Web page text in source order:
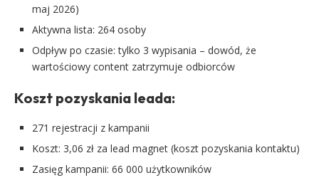
maj 2026)
Aktywna lista: 264 osoby
Odpływ po czasie: tylko 3 wypisania – dowód, że
wartościowy content zatrzymuje odbiorców
Koszt pozyskania leada:
271 rejestracji z kampanii
Koszt: 3,06 zł za lead magnet (koszt pozyskania kontaktu)
Zasięg kampanii: 66 000 użytkowników